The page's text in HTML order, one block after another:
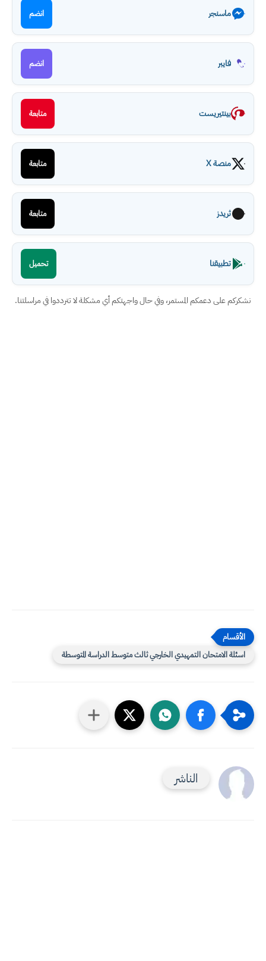
ماسنجر انضم
فايبر انضم
بينتيريست متابعة
منصة X متابعة
ثريدز متابعة
تطبيقنا تحميل
نشكركم على دعمكم المستمر، وفي حال واجهتكم أي مشكلة لا تترددوا في مراسلتنا.
اسئلة الامتحان التمهيدي الخارجي ثالث متوسط الدراسة المتوسطة
الناشر